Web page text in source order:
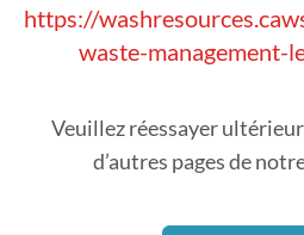
https://
waste-management-
Veuillez réessayer
d’autres pages de